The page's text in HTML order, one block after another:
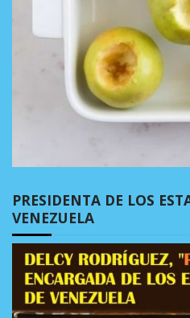
PRESIDENTA DE LOS
VENEZUELA